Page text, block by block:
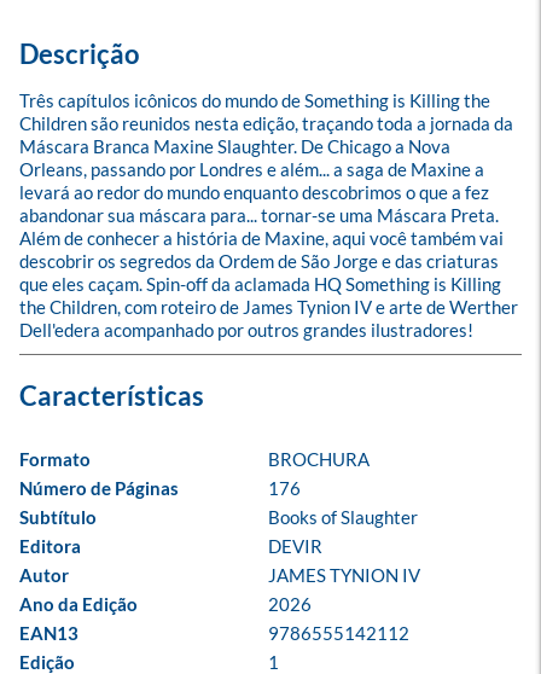
Descrição
Três capítulos icônicos do mundo de Something is Killing the
Children são reunidos nesta edição, traçando toda a jornada da
Máscara Branca Maxine Slaughter. De Chicago a Nova
Orleans, passando por Londres e além... a saga de Maxine a
levará ao redor do mundo enquanto descobrimos o que a fez
abandonar sua máscara para... tornar-se uma Máscara Preta.
Além de conhecer a história de Maxine, aqui você também vai
descobrir os segredos da Ordem de São Jorge e das criaturas
que eles caçam. Spin-off da aclamada HQ Something is Killing
the Children, com roteiro de James Tynion IV e arte de Werther
Dell'edera acompanhado por outros grandes ilustradores!
Formato
BROCHURA
Número de Páginas
176
Subtítulo
Books of Slaughter
Editora
DEVIR
Autor
JAMES TYNION IV
Ano da Edição
2026
EAN13
9786555142112
Edição
1